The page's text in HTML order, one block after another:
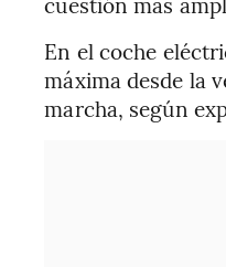
En el coche
máxima desde la
marcha, según